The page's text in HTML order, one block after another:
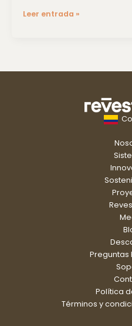
Leer entrada »
Preguntas
Política
Términos y